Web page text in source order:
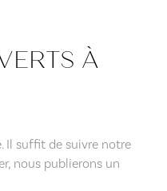
À
Il suffit de suivre notre
nous publierons un